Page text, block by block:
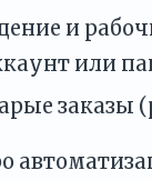
и
или
заказы